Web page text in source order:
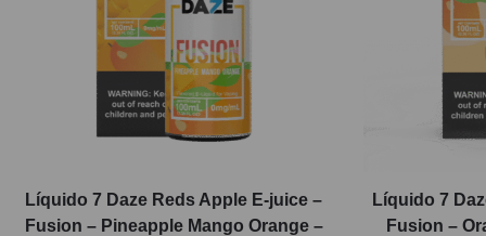
Líquido 7 Daze Reds Apple E-juice –
Fusion – Pineapple Mango Orange –
Líquido 7
Fusion –